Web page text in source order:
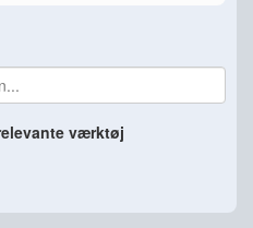
værktøj